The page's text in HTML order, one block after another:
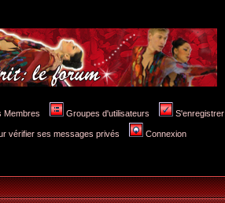
Membres Groupes d'utilisateurs S'enregistrer
vérifier ses messages privés Connexion